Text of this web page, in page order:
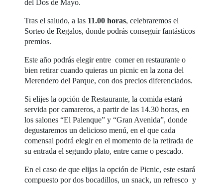
del Dos de Mayo.
Tras el saludo, a las 11.00 horas, celebraremos el
Sorteo de Regalos, donde podrás conseguir fantásticos
premios.
Este año podrás elegir entre comer en restaurante o
bien retirar cuando quieras un picnic en la zona del
Merendero del Parque, con dos precios diferenciados.
Si elijes la opción de Restaurante, la comida estará
servida por camareros, a partir de las 14.30 horas, en
los salones “El Palenque” y “Gran Avenida”, donde
degustaremos un delicioso menú, en el que cada
comensal podrá elegir en el momento de la retirada de
su entrada el segundo plato, entre carne o pescado.
En el caso de que elijas la opción de Picnic, este estará
compuesto por dos bocadillos, un snack, un refresco y